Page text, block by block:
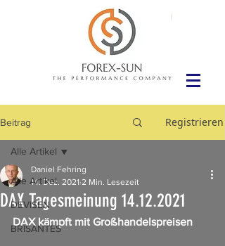
Beitrag Registrieren
Alle Artikel
DEVISEN
BRISANTES
Alle Artikel
DAX Tagesmeinung 14.12.2021
Daniel Fehring
14. Dez. 2021 2 Min. Lesezeit
DAX kämpft mit Großhandelspreisen